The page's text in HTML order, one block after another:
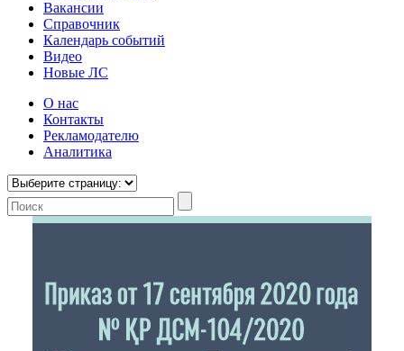
Вакансии
Справочник
Календарь событий
Видео
Новые ЛС
О нас
Контакты
Рекламодателю
Аналитика